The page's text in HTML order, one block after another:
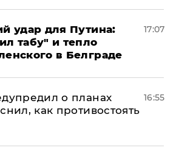
удар для Путина:
табу" и тепло
в Белграде
17:07
о планах
как противостоять
16:55